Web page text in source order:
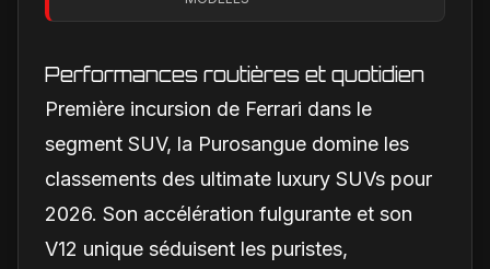
Performances routières et quotidien
Première incursion de Ferrari dans le
segment SUV, la Purosangue domine les
classements des ultimate luxury SUVs pour
2026. Son accélération fulgurante et son
V12 unique séduisent les puristes,